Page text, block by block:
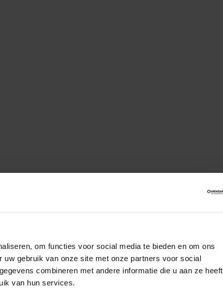
om functies voor social media te bieden en om ons
gebruik van onze site met onze partners voor social
combineren met andere informatie die u aan ze heeft
van hun services.